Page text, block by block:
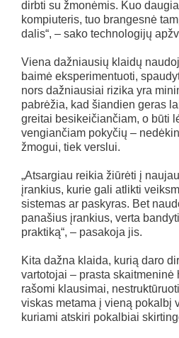
dirbti su žmonėmis. Kuo
kompiuteris, tuo brangesnė
dalis“, – sako technologijų
Viena dažniausių klaidų
baimė eksperimentuoti,
nors dažniausiai rizika yra
pabrėžia, kad šiandien geras
greitai besikeičiančiam, o būti
vengiančiam pokyčių –
žmogui, tiek verslui.
„Atsargiau reikia žiūrėti į
įrankius, kurie gali atlikti
sistemas ar paskyras. Bet
panašius įrankius, verta
praktiką“, – pasakoja jis.
Kita dažna klaida, kurią daro
vartotojai – prasta skaitmeninė
rašomi klausimai,
viskas metama į vieną pokalbį
kuriami atskiri pokalbiai